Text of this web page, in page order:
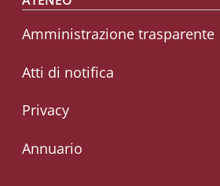
Amministrazione trasparente
Atti di notifica
Privacy
Annuario